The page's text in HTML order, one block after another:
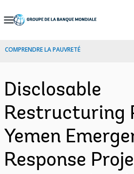
Skip
Navigation
COMPRENDRE LA PAUVRETÉ
Disclosable
Restructuring
Yemen
Response